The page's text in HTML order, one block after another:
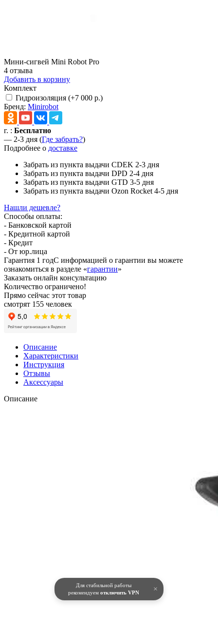
Для стабильной работы
рекомендуем отключить VPN ×
Мини-сигвей Mini Robot Pro
4 отзыва
Добавить в корзину
Комплект
Гидроизоляция (+7 000 р.)
Бренд: Minirobot
г. : Бесплатно
— 2-3 дня (Где забрать?)
Подробнее о доставке
Забрать из пункта выдачи CDEK 2-3 дня
Забрать из пункта выдачи DPD 2-4 дня
Забрать из пункта выдачи GTD 3-5 дня
Забрать из пункта выдачи Ozon Rocket4-5 дня
Нашли дешевле?
Способы оплаты:
- Банковской картой
- Кредитной картой
- Кредит
- От юр.лица
Гарантия 1 годС информацией о гарантии вы можете
ознакомиться в разделе «гарантии»
Заказать онлайн консультацию
Количество ограничено!
Прямо сейчас этот товар
смотрят 155 человек
Описание
Характеристики
Инструкция
Отзывы
Аксессуары
Описание